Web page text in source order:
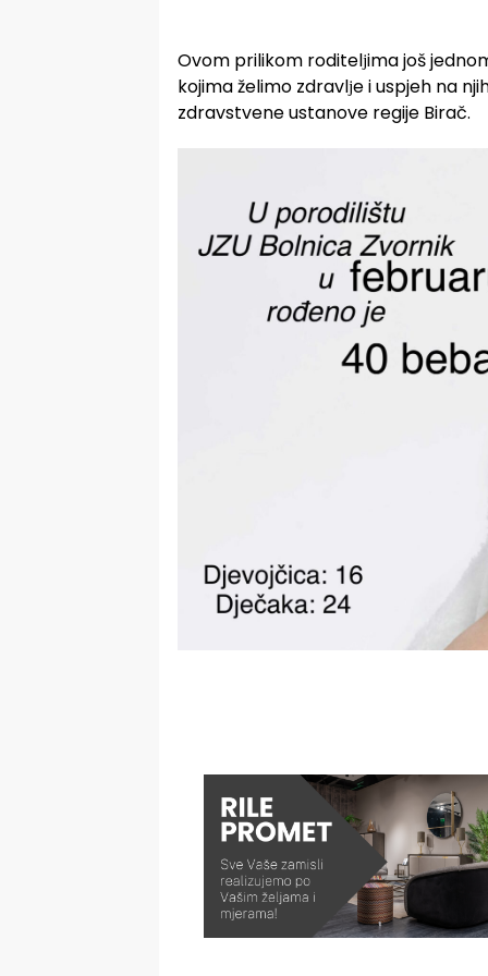
Ovom prilikom roditelјima još
kojima želimo zdravlјe i uspjeh na
zdravstvene ustanove regije Birač.